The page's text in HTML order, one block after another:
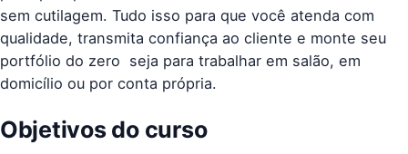
sem cutilagem. Tudo isso para que você atenda com
qualidade, transmita confiança ao cliente e monte seu
portfólio do zero  seja para trabalhar em salão, em
domicílio ou por conta própria.
Objetivos do curso